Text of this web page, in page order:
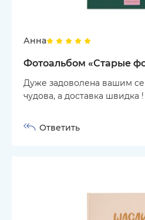
Анна
Фотоальбом «‎Старые
Дуже задоволена вашим
чудова, а доставка швидка
Ответить